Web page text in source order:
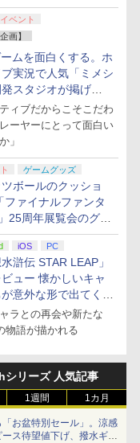
イベント
画】
ムを面白くする。ホ
ブ実況で人気「ミメシ
発スタジオが掲げ
用の信念”とは？【講
ート】
ィブだからこそこだわ
ーヤーにとって面白い
」
ゲームグッズ
ボールのクッショ
ファイナルファンタ
25周年展覧会のグッ
公開
iOS PC
水滸伝 STAR LEAP」
ュー 懐かしいキャ
意外な形で出てくる
完全新作！
ラとの再会や新たな
物語が描かれる
リーズ 人気記事
1週間 1カ月
お盆特別セール」。涼感
ス待望値下げ、撥水ギア